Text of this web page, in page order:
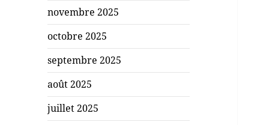
novembre 2025
octobre 2025
septembre 2025
août 2025
juillet 2025